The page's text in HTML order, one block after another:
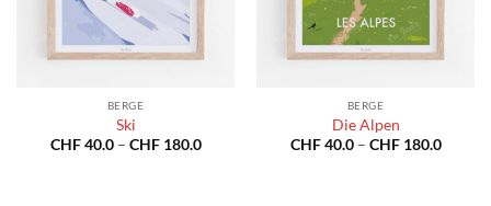
BERGE
Ski
CHF40.0 – CHF180.0Preisspanne:
BERGE
Die Alpen
CHF40.0 – CHF180.0